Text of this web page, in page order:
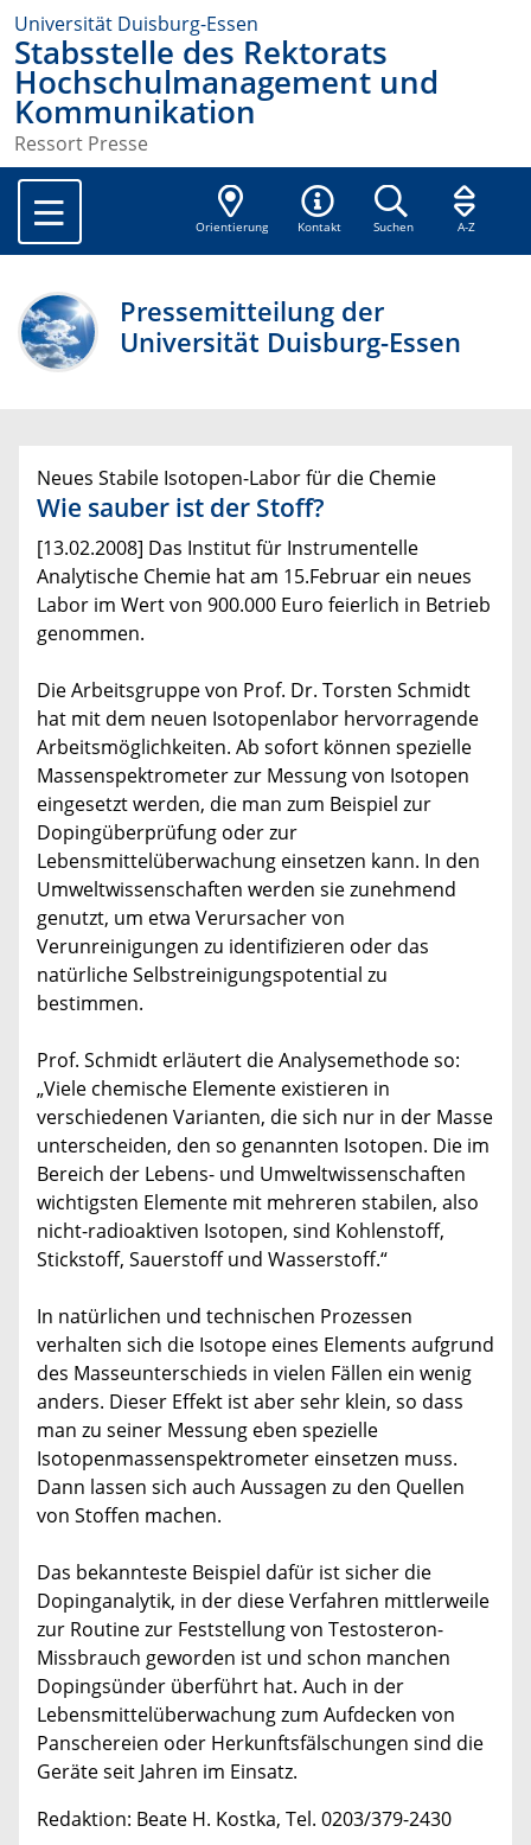
Universität Duisburg-Essen
Stabsstelle des Rektorats
Hochschulmanagement und
Kommunikation
Ressort Presse
Orientierung Kontakt Suchen A-Z
Pressemitteilung der
Universität Duisburg-Essen
Neues Stabile Isotopen-Labor für die Chemie
Wie sauber ist der Stoff?
[13.02.2008] Das Institut für Instrumentelle
Analytische Chemie hat am 15.Februar ein neues
Labor im Wert von 900.000 Euro feierlich in Betrieb
genommen.
Die Arbeitsgruppe von Prof. Dr. Torsten Schmidt
hat mit dem neuen Isotopenlabor hervorragende
Arbeitsmöglichkeiten. Ab sofort können spezielle
Massenspektrometer zur Messung von Isotopen
eingesetzt werden, die man zum Beispiel zur
Dopingüberprüfung oder zur
Lebensmittelüberwachung einsetzen kann. In den
Umweltwissenschaften werden sie zunehmend
genutzt, um etwa Verursacher von
Verunreinigungen zu identifizieren oder das
natürliche Selbstreinigungspotential zu
bestimmen.
Prof. Schmidt erläutert die Analysemethode so:
„Viele chemische Elemente existieren in
verschiedenen Varianten, die sich nur in der Masse
unterscheiden, den so genannten Isotopen. Die im
Bereich der Lebens- und Umweltwissenschaften
wichtigsten Elemente mit mehreren stabilen, also
nicht-radioaktiven Isotopen, sind Kohlenstoff,
Stickstoff, Sauerstoff und Wasserstoff.“
In natürlichen und technischen Prozessen
verhalten sich die Isotope eines Elements aufgrund
des Masseunterschieds in vielen Fällen ein wenig
anders. Dieser Effekt ist aber sehr klein, so dass
man zu seiner Messung eben spezielle
Isotopenmassenspektrometer einsetzen muss.
Dann lassen sich auch Aussagen zu den Quellen
von Stoffen machen.
Das bekannteste Beispiel dafür ist sicher die
Dopinganalytik, in der diese Verfahren mittlerweile
zur Routine zur Feststellung von Testosteron-
Missbrauch geworden ist und schon manchen
Dopingsünder überführt hat. Auch in der
Lebensmittelüberwachung zum Aufdecken von
Panschereien oder Herkunftsfälschungen sind die
Geräte seit Jahren im Einsatz.
Redaktion: Beate H. Kostka, Tel. 0203/379-2430